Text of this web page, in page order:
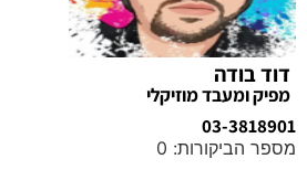
דוד בודה
מפיק ומעבד מוזיקלי
03-3818901
מספר הביקורות: 0